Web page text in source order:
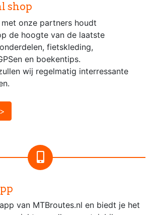
shop
onze partners houdt
de hoogte van de laatste
fietskleding,
en boekentips.
wij regelmatig interressante
van MTBroutes.nl en biedt je het